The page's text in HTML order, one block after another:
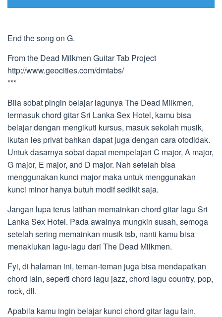
End the song on G.
From the Dead Milkmen Guitar Tab Project
http://www.geocities.com/dmtabs/
***
Bila sobat pingin belajar lagunya The Dead Milkmen,
termasuk chord gitar Sri Lanka Sex Hotel, kamu bisa
belajar dengan mengikuti kursus, masuk sekolah musik,
ikutan les privat bahkan dapat juga dengan cara otodidak.
Untuk dasarnya sobat dapat mempelajari C major, A major,
G major, E major, and D major. Nah setelah bisa
menggunakan kunci major maka untuk menggunakan
kunci minor hanya butuh modif sedikit saja.
Jangan lupa terus latihan memainkan chord gitar lagu Sri
Lanka Sex Hotel. Pada awalnya mungkin susah, semoga
setelah sering memainkan musik tsb, nanti kamu bisa
menaklukan lagu-lagu dari The Dead Milkmen.
Fyi, di halaman ini, teman-teman juga bisa mendapatkan
chord lain, seperti chord lagu jazz, chord lagu country, pop,
rock, dll.
Apabila kamu ingin belajar kunci chord gitar lagu lain,